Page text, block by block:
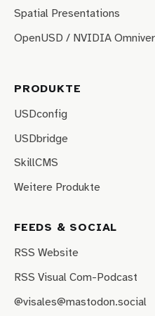
Spatial Presentations
OpenUSD / NVIDIA
PRODUKTE
USDconfig
USDbridge
SkillCMS
Weitere Produkte
FEEDS & SOCIAL
RSS Website
RSS Visual Com-Podcast
@visales@mastodon.social